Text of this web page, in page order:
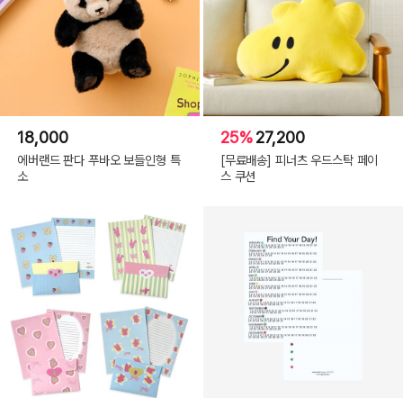
18,000
에버랜드 판다 푸바오 보들인형 특
소
25%27,200
[무료배송] 피너츠 우드스탁 페이
스 쿠션